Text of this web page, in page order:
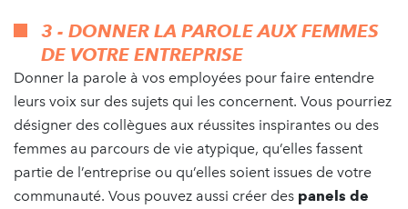
3 - DONNER LA PAROLE AUX FEMMES
DE VOTRE ENTREPRISE
Donner la parole à vos employées pour faire entendre
leurs voix sur des sujets qui les concernent. Vous pourriez
désigner des collègues aux réussites inspirantes ou des
femmes au parcours de vie atypique, qu’elles fassent
partie de l’entreprise ou qu’elles soient issues de votre
communauté. Vous pouvez aussi créer des panels de